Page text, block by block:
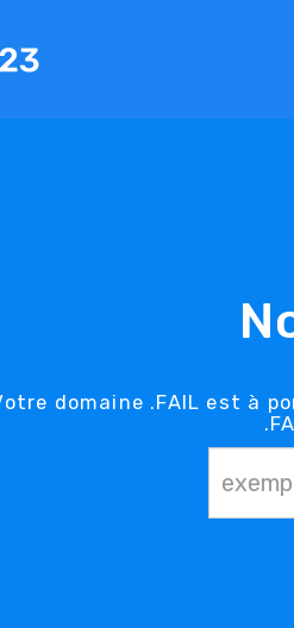
domaine .FAIL est à